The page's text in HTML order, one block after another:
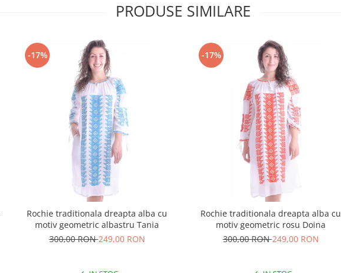
PRODUSE SIMILARE
-17%
Rochie traditionala dreapta alba cu
motiv geometric albastru Tania
300,00 RON249,00 RON
-17%
Rochie traditionala dreapta alba cu
motiv geometric rosu Doina
300,00 RON249,00 RON